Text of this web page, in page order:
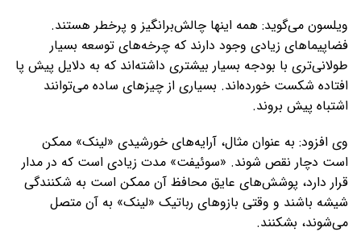
ویلسون می‌گوید: همه اینها چالش‌برانگیز و پرخطر هستند.
فضاپیماهای زیادی وجود دارند که چرخه‌های توسعه بسیار
طولانی‌تری با بودجه بسیار بیشتری داشته‌اند که به دلایل پیش پا
افتاده شکست خورده‌اند. بسیاری از چیزهای ساده می‌توانند
اشتباه پیش بروند.
وی افزود: به عنوان مثال، آرایه‌های خورشیدی «لینک» ممکن
است دچار نقص شوند. «سوئیفت» مدت زیادی است که در مدار
قرار دارد، پوشش‌های عایق محافظ آن ممکن است به شکنندگی
شیشه باشند و وقتی بازوهای رباتیک «لینک» به آن متصل
می‌شوند، بشکنند.